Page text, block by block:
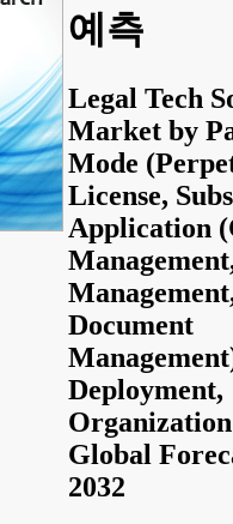
예측
Legal Tech
Market by
Mode
License,
Application
Document
Deployment,
Global
2032